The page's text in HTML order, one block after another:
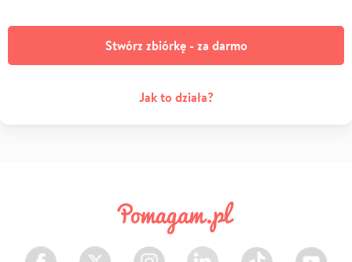
Stwórz zbiórkę - za darmo
Jak to działa?
Facebook Twitter Instagram LinkedIn TikTok Youtube